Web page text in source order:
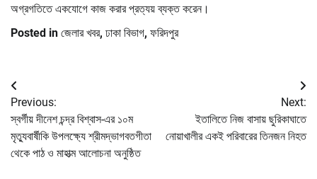
অগ্রগতিতে একযোগে কাজ করার প্রত্যয় ব্যক্ত করেন।
Posted in জেলার খবর, ঢাকা বিভাগ, ফরিদপুর
Post
navigation
Previous:
স্বর্গীয় দীনেশ চন্দ্র বিশ্বাস-এর ১০ম
মৃত্যুবার্ষীকি উপলক্ষ্যে শ্রীমদ্ভাগবতগীতা
থেকে পাঠ ও মাহাত্ম আলোচনা অনুষ্ঠিত
Next:
ইতালিতে নিজ বাসায় ছুরিকাঘাতে
নোয়াখালীর একই পরিবারের তিনজন নিহত